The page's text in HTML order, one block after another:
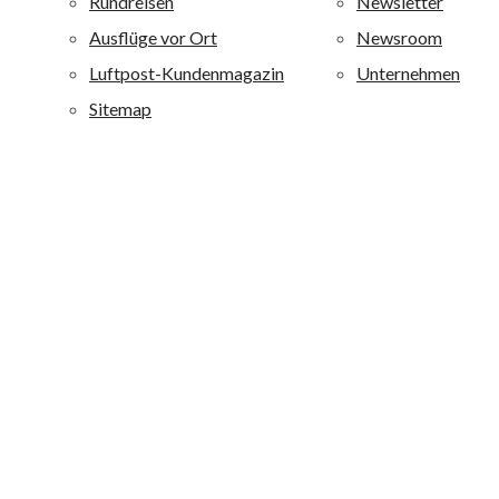
sind qualitativ hochwertig ausgestattet und zeichnen sich
durch eine besondere Wohlfühlatmosphäre aus. alltours
richtet sich mit diesen Ferienanlagen an ein breites